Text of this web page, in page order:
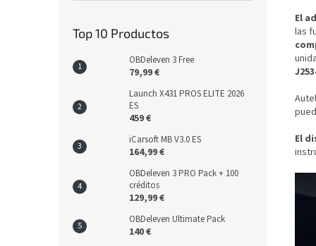
Top 10 Productos
OBDeleven 3 Free
79,99 €
Launch X431 PROS ELITE 2026
ES
459 €
iCarsoft MB V3.0 ES
164,99 €
OBDeleven 3 PRO Pack + 100
créditos
129,99 €
OBDeleven Ultimate Pack
140 €
El
las
El